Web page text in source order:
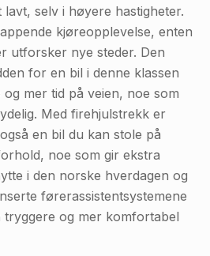
selv i høyere hastigheter.
kjøreopplevelse, enten
utforsker nye steder. Den
for en bil i denne klassen
mer tid på veien, noe som
Med firehjulstrekk er
en bil du kan stole på
noe som gir ekstra
i den norske hverdagen og
førerassistentsystemene
og mer komfortabel